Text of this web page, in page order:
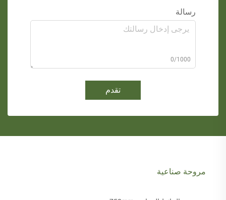
رسالة
0/1000
تقدم
مروحة صناعية